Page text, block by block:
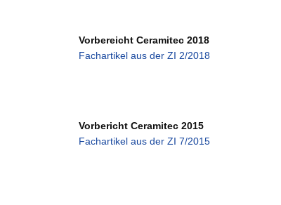
Vorbereicht Ceramitec 2018
Fachartikel aus der ZI 2/2018
Vorbericht Ceramitec 2015
Fachartikel aus der ZI 7/2015